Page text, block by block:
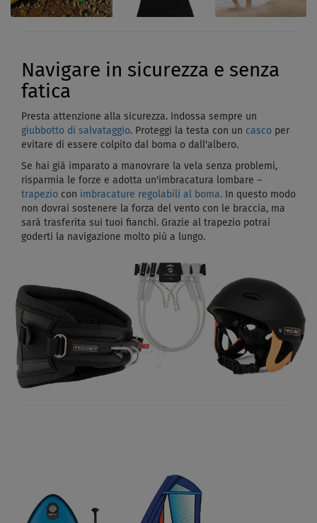
Navigare in sicurezza e senza
fatica
Presta attenzione alla sicurezza. Indossa sempre un
giubbotto di salvataggio. Proteggi la testa con un casco per
evitare di essere colpito dal boma o dall'albero.
Se hai già imparato a manovrare la vela senza problemi,
risparmia le forze e adotta un'imbracatura lombare –
trapezio con imbracature regolabili al boma. In questo modo
non dovrai sostenere la forza del vento con le braccia, ma
sarà trasferita sui tuoi fianchi. Grazie al trapezio potrai
goderti la navigazione molto più a lungo.